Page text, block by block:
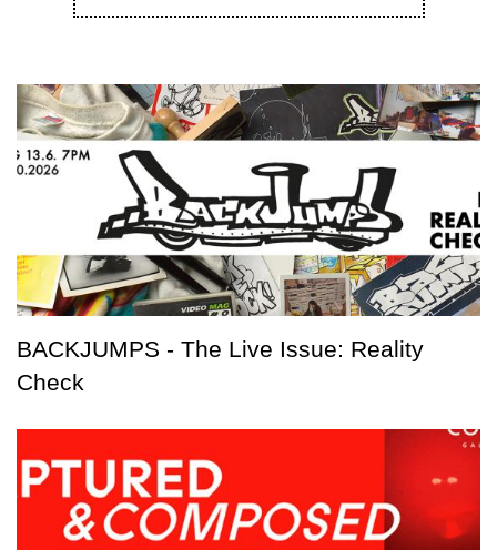
BACKJUMPS - The Live Issue: Reality
Check